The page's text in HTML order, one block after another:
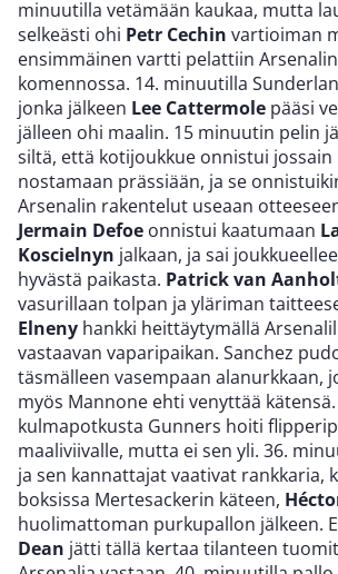
minuutilla vetämään kaukaa, mutta
selkeästi ohi Petr Cechin vartioiman
ensimmäinen vartti pelattiin
komennossa. 14. minuutilla
jonka jälkeen Lee Cattermole pääsi
jälleen ohi maalin. 15 minuutin pelin
siltä, että kotijoukkue onnistui jossain
nostamaan prässiään, ja se
Arsenalin rakentelut useaan
Jermain Defoe onnistui kaatumaan
Koscielnyn jalkaan, ja sai
hyvästä paikasta. Patrick van
vasurillaan tolpan ja yläriman
Elneny hankki heittäytymällä
vastaavan vaparipaikan. Sanchez
täsmälleen vasempaan alanurkkaan,
myös Mannone ehti venyttää
kulmapotkusta Gunners hoiti
maaliviivalle, mutta ei sen yli. 36.
ja sen kannattajat vaativat rankkaria,
boksissa Mertesackerin käteen,
huolimattoman purkupallon jälkeen.
Dean jätti tällä kertaa tilanteen